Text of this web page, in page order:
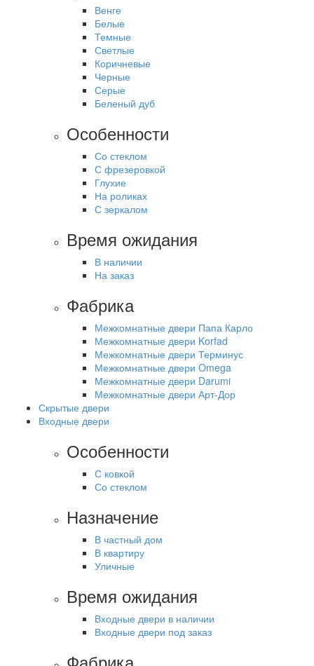
Венге
Белые
Темные
Светлые
Коричневые
Черные
Серые
Беленый дуб
Особенности
Со стеклом
С фрезеровкой
Глухие
На роликах
С зеркалом
Время ожидания
В наличии
На заказ
Фабрика
Межкомнатные двери Папа Карло
Межкомнатные двери Korfad
Межкомнатные двери Терминус
Межкомнатные двери Omega
Межкомнатные двери Darumi
Межкомнатные двери Арт-Дор
Скрытые двери
Входные двери
Особенности
С ковкой
Со стеклом
Назначение
В частный дом
В квартиру
Уличные
Время ожидания
Входные двери в наличии
Входные двери под заказ